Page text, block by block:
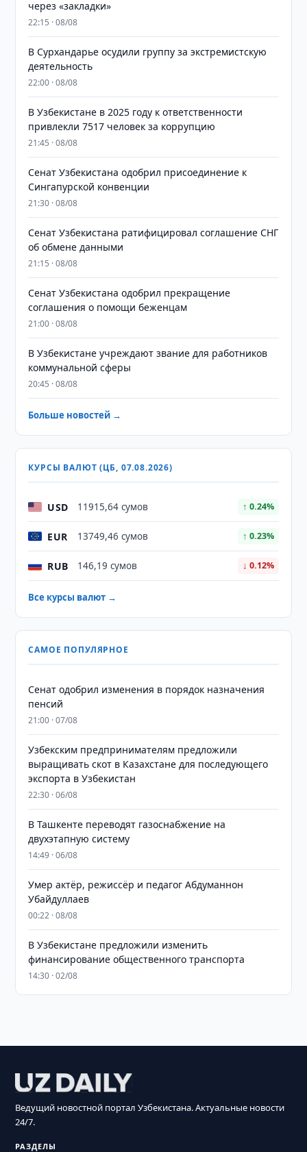
через «закладки»
22:15 · 08/08
В Сурхандарье осудили группу за экстремистскую
деятельность
22:00 · 08/08
В Узбекистане в 2025 году к ответственности
привлекли 7517 человек за коррупцию
21:45 · 08/08
Сенат Узбекистана одобрил присоединение к
Сингапурской конвенции
21:30 · 08/08
Сенат Узбекистана ратифицировал соглашение СНГ
об обмене данными
21:15 · 08/08
Сенат Узбекистана одобрил прекращение
соглашения о помощи беженцам
21:00 · 08/08
В Узбекистане учреждают звание для работников
коммунальной сферы
20:45 · 08/08
Больше новостей →
КУРСЫ ВАЛЮТ (ЦБ, 07.08.2026)
USD 11915,64 сумов ↑ 0.24%
EUR 13749,46 сумов ↑ 0.23%
RUB 146,19 сумов ↓ 0.12%
Все курсы валют →
САМОЕ ПОПУЛЯРНОЕ
Сенат одобрил изменения в порядок назначения
пенсий
21:00 · 07/08
Узбекским предпринимателям предложили
выращивать скот в Казахстане для последующего
экспорта в Узбекистан
22:30 · 06/08
В Ташкенте переводят газоснабжение на
двухэтапную систему
14:49 · 06/08
Умер актёр, режиссёр и педагог Абдуманнон
Убайдуллаев
00:22 · 08/08
В Узбекистане предложили изменить
финансирование общественного транспорта
14:30 · 02/08
Ведущий новостной портал Узбекистана. Актуальные новости
24/7.
РАЗДЕЛЫ